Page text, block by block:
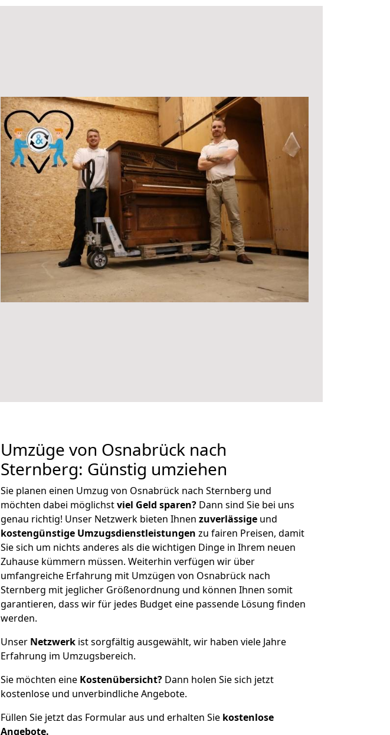
Umzüge von Osnabrück nach
Sternberg: Günstig umziehen
Sie planen einen Umzug von Osnabrück nach Sternberg und
möchten dabei möglichstviel Geld sparen? Dann sind Sie bei uns
genau richtig! Unser Netzwerk bieten Ihnen zuverlässige und
kostengünstige Umzugsdienstleistungen zu fairen Preisen, damit
Sie sich um nichts anderes als die wichtigen Dinge in Ihrem neuen
Zuhause kümmern müssen. Weiterhin verfügen wir über
umfangreiche Erfahrung mit Umzügen von Osnabrück nach
Sternberg mit jeglicher Größenordnung und können Ihnen somit
garantieren, dass wir für jedes Budget eine passende Lösung finden
werden.
Unser Netzwerk ist sorgfältig ausgewählt, wir haben viele Jahre
Erfahrung im Umzugsbereich.
Sie möchten eine Kostenübersicht? Dann holen Sie sich jetzt
kostenlose und unverbindliche Angebote.
Füllen Sie jetzt das Formular aus und erhalten Sie kostenlose
Angebote.